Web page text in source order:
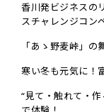
香川発ビジネスの
スチャレンジコン
「あゝ野麦峠」
寒い冬も元気に！
“見て・触れて・